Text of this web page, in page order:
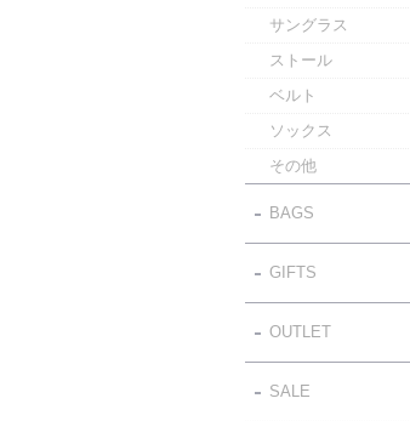
サングラス
ストール
ベルト
ソックス
その他
BAGS
GIFTS
OUTLET
SALE